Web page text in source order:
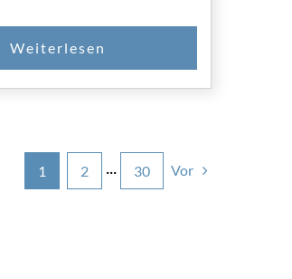
1 2 ··· 30 Vor